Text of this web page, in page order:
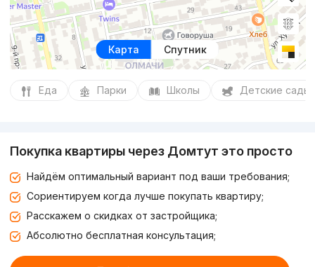
Карта Спутник
Еда Парки Школы Детские сады
Покупка квартиры через Домтут это просто
Найдём оптимальный вариант под ваши требования;
Сориентируем когда лучше покупать квартиру;
Расскажем о скидках от застройщика;
Абсолютно бесплатная консультация;